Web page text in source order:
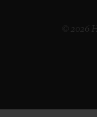
© 2026